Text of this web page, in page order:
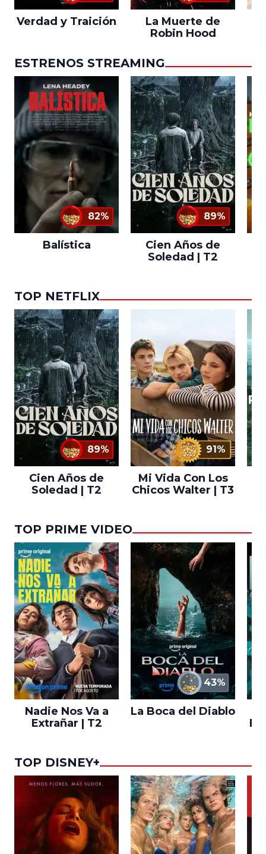
Verdad y Traición
La Muerte de
Robin Hood
ESTRENOS STREAMING
82%
Balística
89%
Cien Años de
Soledad | T2
TOP NETFLIX
89%
Cien Años de
Soledad | T2
91%
Mi Vida Con Los
Chicos Walter | T3
TOP PRIME VIDEO
Nadie Nos Va a
Extrañar | T2
43%
La Boca del Diablo
TOP DISNEY+